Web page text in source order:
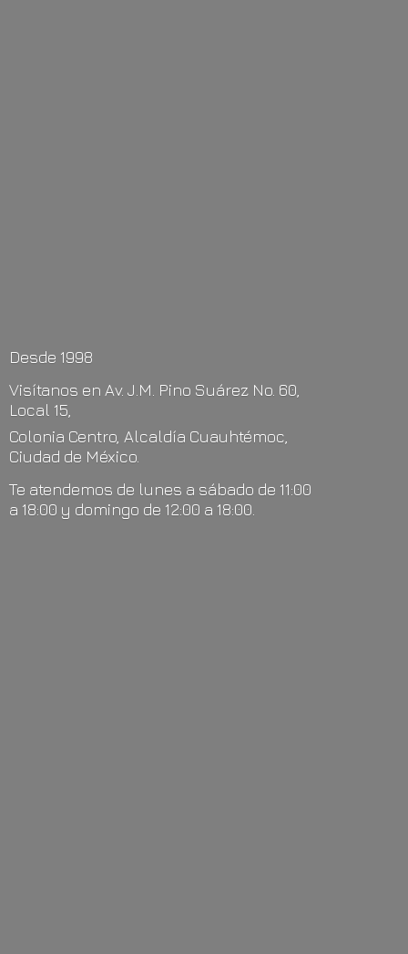
Desde 1998
Visítanos en Av. J.M. Pino Suárez No. 60,
Local 15,
Colonia Centro, Alcaldía Cuauhtémoc,
Ciudad de México.
Te atendemos de lunes a sábado de 11:00
a 18:00 y domingo de 12:00 a 18:00.